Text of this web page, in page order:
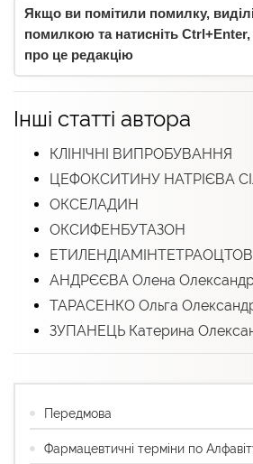
Якщо ви помітили помилку,
помилкою та натисніть
про це редакцію
Інші статті автора
КЛІНIЧНІ ВИПРOБУВАННЯ
ЦЕФОКСИТИНУ НАТРІЄВА
ОКСЕЛАДИН
ОКСИФЕНБУТАЗОН
АНДРЄЄВА Олена
ТАРАСЕНКО Ольга
ЗУПАНЕЦЬ Катерина
Передмова
Фармацевтичні терміни по